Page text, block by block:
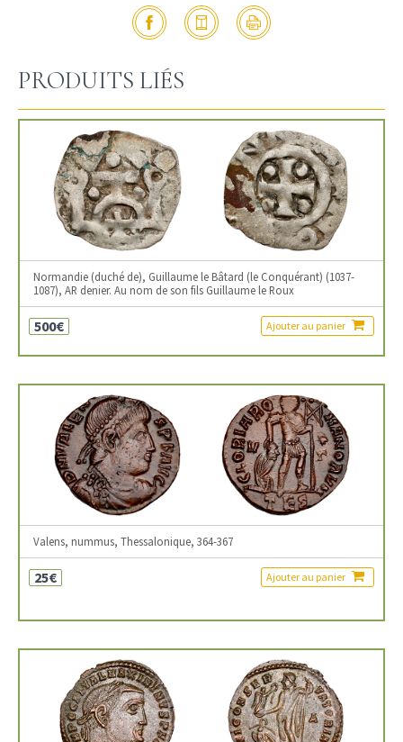
PRODUITS LIÉS
Normandie (duché de), Guillaume le Bâtard (le Conquérant) (1037-
1087), AR denier. Au nom de son fils Guillaume le Roux
500€ Ajouter au panier
Valens, nummus, Thessalonique, 364-367
25€ Ajouter au panier